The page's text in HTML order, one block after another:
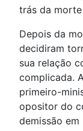
trás da
Depois da
decidiram
sua relação
complicada.
primeiro-
opositor do
demissão